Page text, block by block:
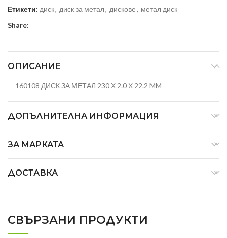
Етикети: диск, диск за метал, дискове, метал диск
Share:
ОПИСАНИЕ
160108 ДИСК ЗА МЕТАЛ 230 Х 2.0 Х 22.2 MM
ДОПЪЛНИТЕЛНА ИНФОРМАЦИЯ
ЗА МАРКАТА
ДОСТАВКА
СВЪРЗАНИ ПРОДУКТИ